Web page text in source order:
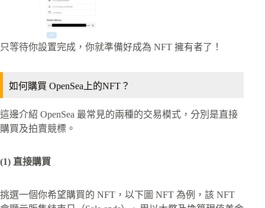
只等待你設置完成，你就準備好成為 NFT 擁有者了！
如何購買 OpenSea上的NFT？
這邊介紹 OpenSea 最常見的兩種的交易模式，分別是直接
購買及拍賣競標。
(1) 直接購買
挑選一個你希望購買的 NFT，以下圖 NFT 為例，該 NFT